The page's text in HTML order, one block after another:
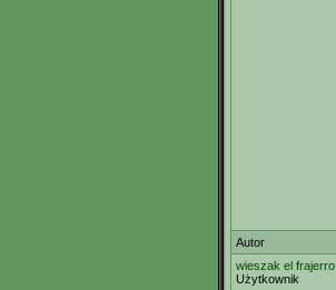
Autor
wieszak el frajerro
Użytkownik